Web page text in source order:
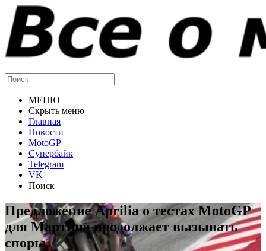
МЕНЮ
Скрыть меню
Главная
Новости
MotoGP
Супербайк
Telegram
VK
Поиск
Предложение Aprilia о тестах MotoGP
для Мартина продолжает вызывать
споры